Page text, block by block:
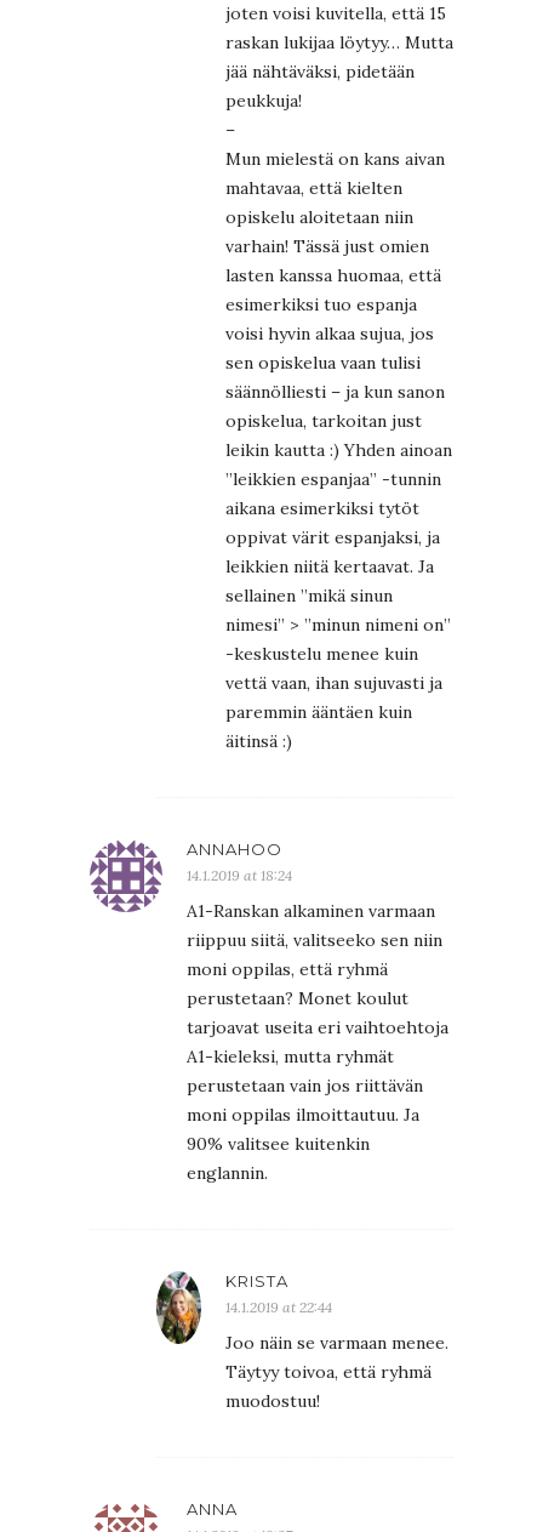
joten voisi kuvitella, että 15
raskan lukijaa löytyy… Mutta
jää nähtäväksi, pidetään
peukkuja!
–
Mun mielestä on kans aivan
mahtavaa, että kielten
opiskelu aloitetaan niin
varhain! Tässä just omien
lasten kanssa huomaa, että
esimerkiksi tuo espanja
voisi hyvin alkaa sujua, jos
sen opiskelua vaan tulisi
säännölliesti – ja kun sanon
opiskelua, tarkoitan just
leikin kautta :) Yhden ainoan
”leikkien espanjaa” -tunnin
aikana esimerkiksi tytöt
oppivat värit espanjaksi, ja
leikkien niitä kertaavat. Ja
sellainen ”mikä sinun
nimesi” > ”minun nimeni on”
-keskustelu menee kuin
vettä vaan, ihan sujuvasti ja
paremmin ääntäen kuin
äitinsä :)
ANNAHOO
14.1.2019 at 18:24
A1-Ranskan alkaminen varmaan
riippuu siitä, valitseeko sen niin
moni oppilas, että ryhmä
perustetaan? Monet koulut
tarjoavat useita eri vaihtoehtoja
A1-kieleksi, mutta ryhmät
perustetaan vain jos riittävän
moni oppilas ilmoittautuu. Ja
90% valitsee kuitenkin
englannin.
KRISTA
14.1.2019 at 22:44
Joo näin se varmaan menee.
Täytyy toivoa, että ryhmä
muodostuu!
ANNA